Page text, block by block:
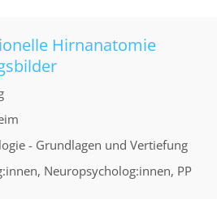
Hirnanatomie
- Grundlagen und Vertiefung
Neuropsycholog:innen, PP